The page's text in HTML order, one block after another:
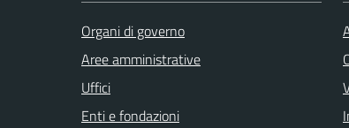
Organi di governo
Aree amministrative
Uffici
Enti e fondazioni